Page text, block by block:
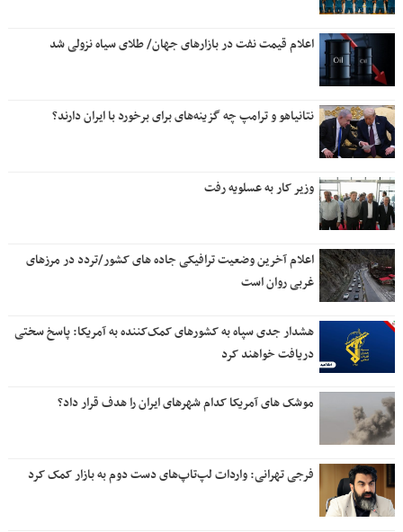
اعلام قیمت نفت در بازارهای جهان/ طلای سیاه نزولی شد
نتانیاهو و ترامپ چه گزینه‌های برای برخورد با ایران دارند؟
وزیر کار به عسلویه رفت
اعلام آخرین وضعیت ترافیکی جاده های کشور/تردد در مرزهای
غربی روان است
هشدار جدی سپاه به کشورهای کمک‌کننده به آمریکا: پاسخ سختی
دریافت خواهند کرد
موشک های آمریکا کدام شهرهای ایران را هدف قرار داد؟
فرجی تهرانی: واردات لپ‌تاپ‌های دست دوم به بازار کمک کرد